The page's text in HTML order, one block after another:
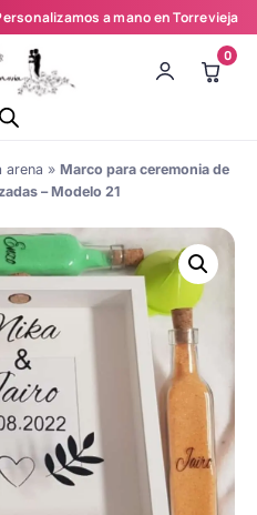
a mano en Torrevieja
0
Primera
arena » Marco para ceremonia de
– Modelo 21